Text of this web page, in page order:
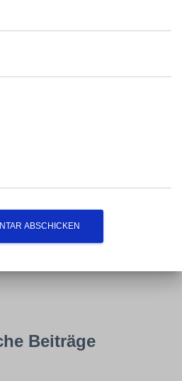
Beiträge